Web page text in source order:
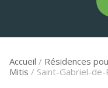
Accueil / Résidences
Mitis / Saint-Gabriel-de-